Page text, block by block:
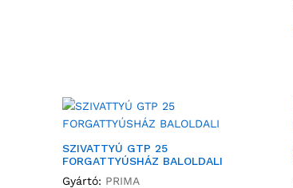
SZIVATTYÚ GTP 25
FORGATTYÚSHÁZ BALOLDALI
Gyártó: PRIMA